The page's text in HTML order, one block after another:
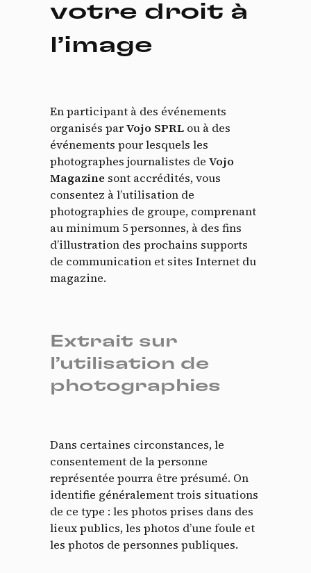
votre droit à
l’image
En participant à des événements
organisés parVojo SPRL ou à des
événements pour lesquels les
photographes journalistes de Vojo
Magazine sont accrédités, vous
consentez à l’utilisation de
photographies de groupe, comprenant
au minimum 5 personnes, à des fins
d’illustration des prochains supports
de communication et sites Internet du
magazine.
Extrait sur
l’utilisation de
photographies
Dans certaines circonstances, le
consentement de la personne
représentée pourra être présumé. On
identifie généralement trois situations
de ce type : les photos prises dans des
lieux publics, les photos d’une foule et
les photos de personnes publiques.